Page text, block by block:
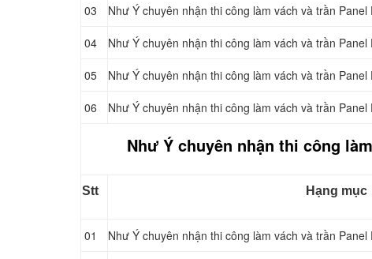
03 Như Ý chuyên nhận thi công làm vách và trần Panel
04 Như Ý chuyên nhận thi công làm vách và trần Panel
05 Như Ý chuyên nhận thi công làm vách và trần Panel
06 Như Ý chuyên nhận thi công làm vách và trần Panel
Như Ý chuyên nhận thi công
Stt Hạng mục
01 Như Ý chuyên nhận thi công làm vách và trần Panel